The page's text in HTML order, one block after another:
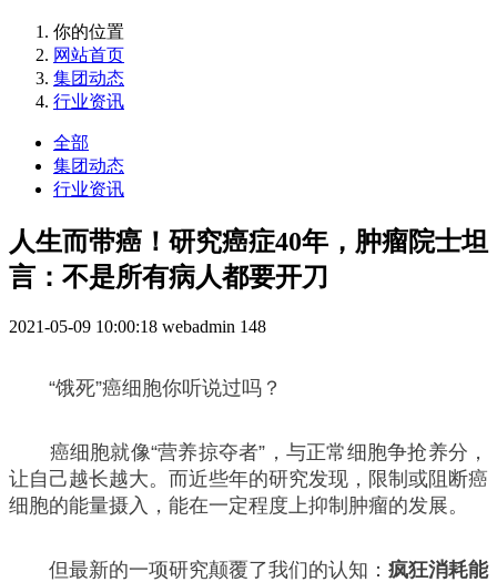
你的位置
网站首页
集团动态
行业资讯
全部
集团动态
行业资讯
人生而带癌！研究癌症40年，肿瘤院士坦
言：不是所有病人都要开刀
2021-05-09 10:00:18 webadmin 148
“饿死”癌细胞你听说过吗？
癌细胞就像“营养掠夺者”，与正常细胞争抢养分，
让自己越长越大。而近些年的研究发现，限制或阻断癌
细胞的能量摄入，能在一定程度上抑制肿瘤的发展。
但最新的一项研究颠覆了我们的认知： 疯狂消耗能